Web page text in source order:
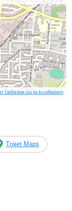
l’adresse ou la localisation
Trajet Maps